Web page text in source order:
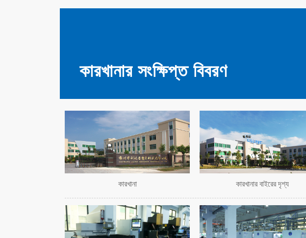
কারখানার সংক্ষিপ্ত বিবরণ
কারখানা কারখানার বাইরের দৃশ্য